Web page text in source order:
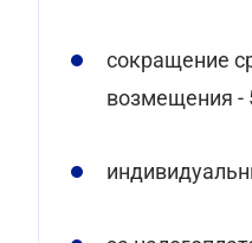
сокращение
возмещения -